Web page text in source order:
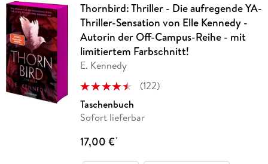
Thornbird: Thriller - Die aufregende YA-
Thriller-Sensation von Elle Kennedy -
Autorin der Off-Campus-Reihe - mit
limitiertem Farbschnitt!
E. Kennedy
(122)
Taschenbuch
Sofort lieferbar
17,00 €*